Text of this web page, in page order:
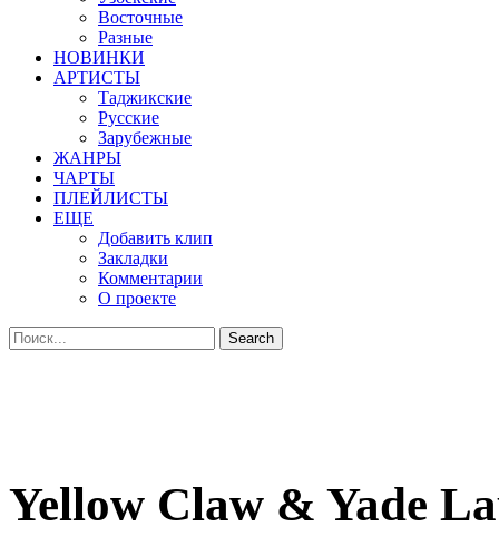
Восточные
Разные
НОВИНКИ
АРТИСТЫ
Таджикские
Русские
Зарубежные
ЖАНРЫ
ЧАРТЫ
ПЛЕЙЛИСТЫ
ЕЩЕ
Добавить клип
Закладки
Комментарии
О проекте
Yellow Claw & Yade